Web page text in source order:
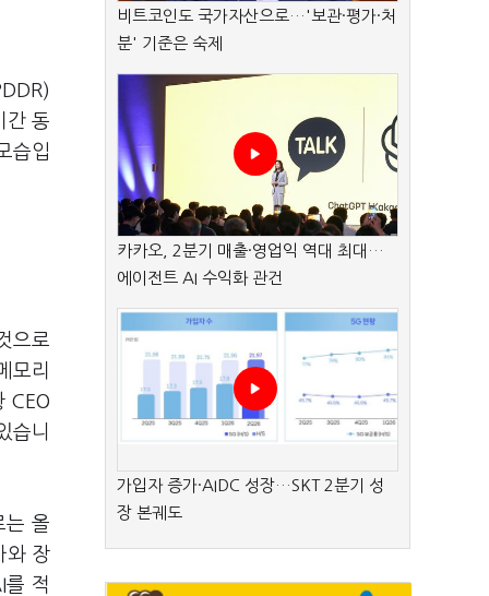
간 동
습입
으로
모리
CEO
습니
는 올
와 장
를 적
비트코인도 국가자산으로…'보관·평가·처
분' 기준은 숙제
카카오, 2분기 매출·영업익 역대 최대…
에이전트 AI 수익화 관건
가입자 증가·AIDC 성장…SKT 2분기 성
장 본궤도